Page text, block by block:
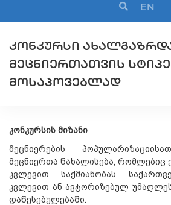
EN
ᲙᲝᲜᲙᲣᲠᲡᲘ
ᲛᲔᲪᲜᲘᲔᲠᲗᲐᲗᲕᲘᲡ
ᲛᲝᲡᲐᲞᲝᲕᲔᲑᲚᲐᲓ
კონკურსის მიზანი
მეცნიერების
მეცნიერთა წახალისება, რომლებიც
კვლევით საქმიანობას
კვლევით ან ავტორიზებულ
დაწესე­ბულებაში.